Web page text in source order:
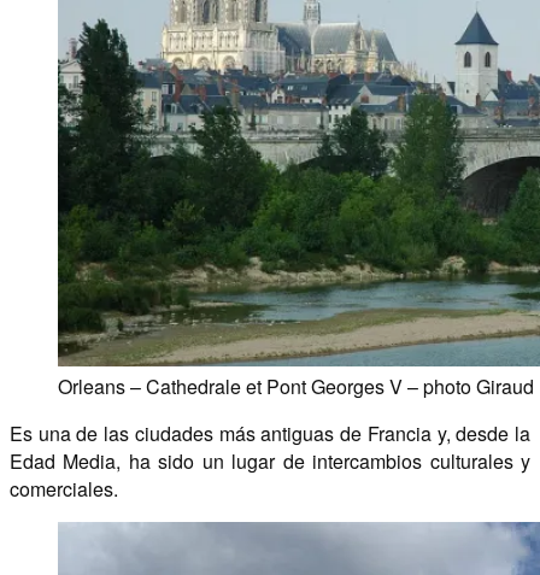
Orleans – Cathedrale et Pont Georges V – photo
Es una de las ciudades más antiguas de Francia y, desde la
Edad Media, ha sido un lugar de intercambios culturales y
comerciales.